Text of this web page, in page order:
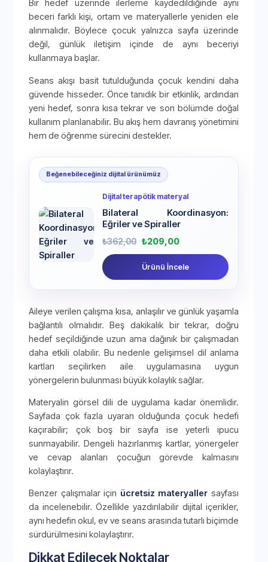
Bir hedef üzerinde ilerleme kaydedildiğinde aynı
beceri farklı kişi, ortam ve materyallerle yeniden ele
alınmalıdır. Böylece çocuk yalnızca sayfa üzerinde
değil, günlük iletişim içinde de aynı beceriyi
kullanmaya başlar.
Seans akışı basit tutulduğunda çocuk kendini daha
güvende hisseder. Önce tanıdık bir etkinlik, ardından
yeni hedef, sonra kısa tekrar ve son bölümde doğal
kullanım planlanabilir. Bu akış hem davranış yönetimini
hem de öğrenme sürecini destekler.
Beğenebileceğiniz dijital ürünümüz
Dijital terapötik materyal
Bilateral Koordinasyon:
Eğriler ve Spiraller
₺362,00 ₺209,00
Ürünü İncele
Aileye verilen çalışma kısa, anlaşılır ve günlük yaşamla
bağlantılı olmalıdır. Beş dakikalık bir tekrar, doğru
hedef seçildiğinde uzun ama dağınık bir çalışmadan
daha etkili olabilir. Bu nedenle gelişimsel dil anlama
kartları seçilirken aile uygulamasına uygun
yönergelerin bulunması büyük kolaylık sağlar.
Materyalin görsel dili de uygulama kadar önemlidir.
Sayfada çok fazla uyaran olduğunda çocuk hedefi
kaçırabilir; çok boş bir sayfa ise yeterli ipucu
sunmayabilir. Dengeli hazırlanmış kartlar, yönergeler
ve cevap alanları çocuğun görevde kalmasını
kolaylaştırır.
Benzer çalışmalar için ücretsiz materyaller sayfası
da incelenebilir. Özellikle yazdırılabilir dijital içerikler,
aynı hedefin okul, ev ve seans arasında tutarlı biçimde
sürdürülmesini kolaylaştırır.
Dikkat Edilecek Noktalar